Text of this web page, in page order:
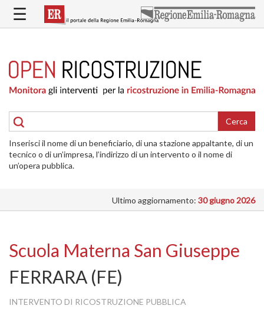
contenuto
RICOSTRUZIONE
PUBBLICA
DELLE
ABITAZIONI
RICOSTRUZIONE
ATTIVITÀ
INTERVENTI
SI
☰
Cerca
Inserisci il nome di un beneficiario, di una stazione appaltante, di un
tecnico o di un’impresa, l’indirizzo di un intervento o il nome di
un’opera pubblica.
Ultimo aggiornamento: 30 giugno 2026
Scuola Materna San Giuseppe
FERRARA (FE)
INTERVENTO DI RICOSTRUZIONE PUBBLICA